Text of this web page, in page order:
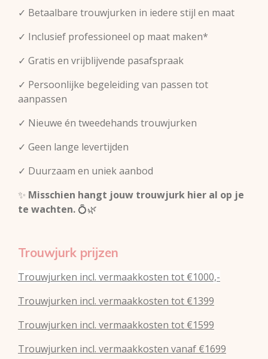
✓ Betaalbare trouwjurken in iedere stijl en maat
✓ Inclusief professioneel op maat maken*
✓ Gratis en vrijblijvende pasafspraak
✓ Persoonlijke begeleiding van passen tot
aanpassen
✓ Nieuwe én tweedehands trouwjurken
✓ Geen lange levertijden
✓ Duurzaam en uniek aanbod
✨ Misschien hangt jouw trouwjurk hier al op je
te wachten. 💍🌿
Trouwjurk prijzen
Trouwjurken incl. vermaakkosten tot €1000,-
Trouwjurken incl. vermaakkosten tot €1399
Trouwjurken incl. vermaakkosten tot €1599
Trouwjurken incl. vermaakkosten vanaf €1699